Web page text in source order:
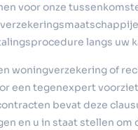
voor onze
langs uw
woningverzekering of
een tegenexpert
bevat deze
en u in staat stellen om